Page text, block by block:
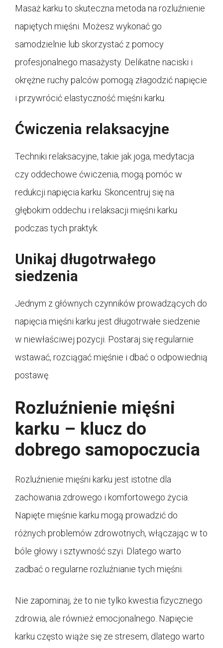
Masaż karku to skuteczna metoda na rozluźnienie
napiętych mięśni. Możesz wykonać go
samodzielnie lub skorzystać z pomocy
profesjonalnego masażysty. Delikatne naciski i
okrężne ruchy palców pomogą złagodzić napięcie
i przywrócić elastyczność mięśni karku.
Ćwiczenia relaksacyjne
Techniki relaksacyjne, takie jak joga, medytacja
czy oddechowe ćwiczenia, mogą pomóc w
redukcji napięcia karku. Skoncentruj się na
głębokim oddechu i relaksacji mięśni karku
podczas tych praktyk.
Unikaj długotrwałego
siedzenia
Jednym z głównych czynników prowadzących do
napięcia mięśni karku jest długotrwałe siedzenie
w niewłaściwej pozycji. Postaraj się regularnie
wstawać, rozciągać mięśnie i dbać o odpowiednią
postawę.
Rozluźnienie mięśni
karku – klucz do
dobrego samopoczucia
Rozluźnienie mięśni karku jest istotne dla
zachowania zdrowego i komfortowego życia.
Napięte mięśnie karku mogą prowadzić do
różnych problemów zdrowotnych, włączając w to
bóle głowy i sztywność szyi. Dlatego warto
zadbać o regularne rozluźnianie tych mięśni.
Nie zapominaj, że to nie tylko kwestia fizycznego
zdrowia, ale również emocjonalnego. Napięcie
karku często wiąże się ze stresem, dlatego warto